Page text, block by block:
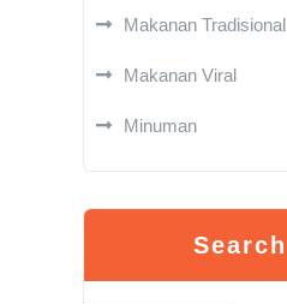
Makanan Tradisional
Makanan Viral
Minuman
Search